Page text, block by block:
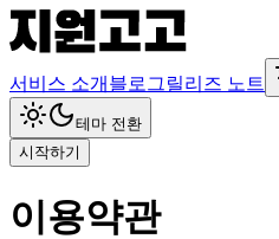
서비스 소개 블로그 릴리즈 노트
테마 전환
시작하기
이용약관